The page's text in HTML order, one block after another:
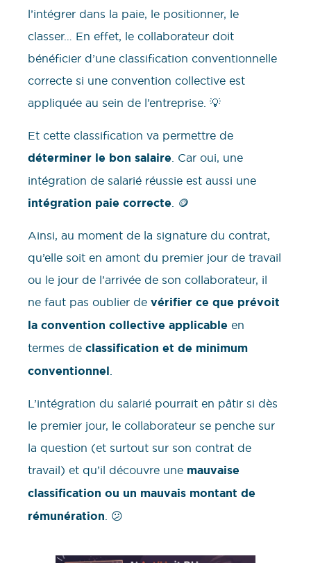
l’intégrer dans la paie, le positionner, le
classer… En effet, le collaborateur doit
bénéficier d’une classification conventionnelle
correcte si une convention collective est
appliquée au sein de l’entreprise. 💡
Et cette classification va permettre de
déterminer le bon salaire . Car oui, une
intégration de salarié réussie est aussi une
intégration paie correcte . 🪙
Ainsi, au moment de la signature du contrat,
qu’elle soit en amont du premier jour de travail
ou le jour de l’arrivée de son collaborateur, il
ne faut pas oublier de vérifier ce que prévoit
la convention collective applicable en
termes de classification et de minimum
conventionnel.
L’intégration du salarié pourrait en pâtir si dès
le premier jour, le collaborateur se penche sur
la question (et surtout sur son contrat de
travail) et qu’il découvre une mauvaise
classification ou un mauvais montant de
rémunération. 😕